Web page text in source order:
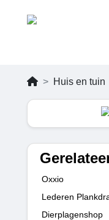
Huis en tuin
Oxxio
Lederen
Dierplagenshop